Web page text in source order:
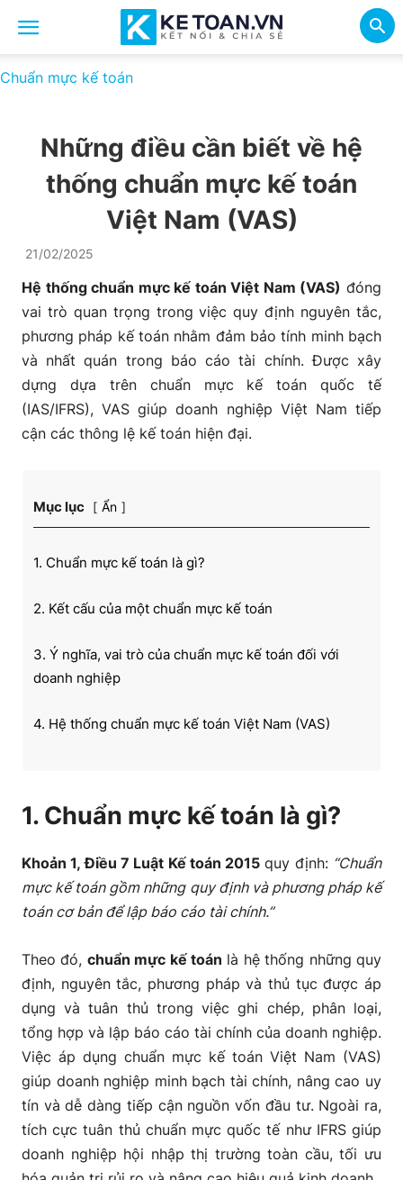
Chuẩn mực kế toán
Những điều cần biết về hệ
thống chuẩn mực kế toán
Việt Nam (VAS)
21/02/2025
Hệ thống chuẩn mực kế toán Việt Nam (VAS) đóng
vai trò quan trọng trong việc quy định nguyên tắc,
phương pháp kế toán nhằm đảm bảo tính minh bạch
và nhất quán trong báo cáo tài chính. Được xây
dựng dựa trên chuẩn mực kế toán quốc tế
(IAS/IFRS), VAS giúp doanh nghiệp Việt Nam tiếp
cận các thông lệ kế toán hiện đại.
Mục lục Ẩn
1. Chuẩn mực kế toán là gì?
2. Kết cấu của một chuẩn mực kế toán
3. Ý nghĩa, vai trò của chuẩn mực kế toán đối với
doanh nghiệp
4. Hệ thống chuẩn mực kế toán Việt Nam (VAS)
5. Các chuẩn mực kế toán đang được áp dụng tại Việt
1. Chuẩn mực kế toán là gì?
Khoản 1, Điều 7 Luật Kế toán 2015 quy định: “Chuẩn
mực kế toán gồm những quy định và phương pháp kế
toán cơ bản để lập báo cáo tài chính.”
Theo đó, chuẩn mực kế toán là hệ thống những quy
định, nguyên tắc, phương pháp và thủ tục được áp
dụng và tuân thủ trong việc ghi chép, phân loại,
tổng hợp và lập báo cáo tài chính của doanh nghiệp.
Việc áp dụng chuẩn mực kế toán Việt Nam (VAS)
giúp doanh nghiệp minh bạch tài chính, nâng cao uy
tín và dễ dàng tiếp cận nguồn vốn đầu tư. Ngoài ra,
tích cực tuân thủ chuẩn mực quốc tế như IFRS giúp
doanh nghiệp hội nhập thị trường toàn cầu, tối ưu